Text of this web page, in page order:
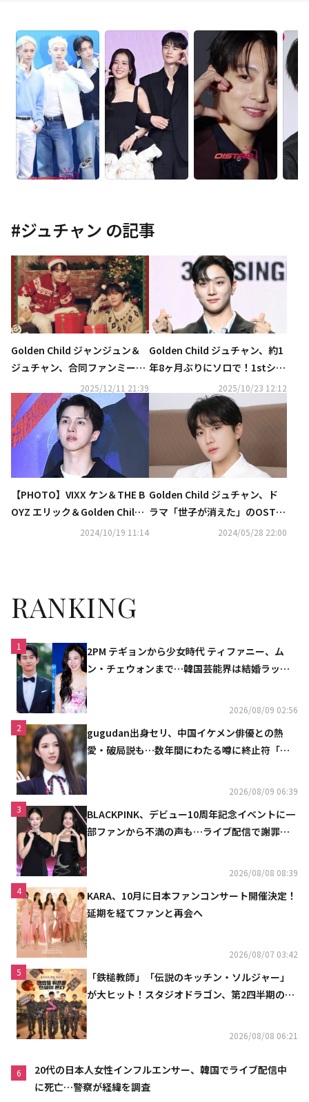
#ジュチャン の記事
Golden Child ジャンジュン＆
ジュチャン、合同ファンミーテ
ィングを12月20日ソウルで開催
2025/12/11 21:39
Golden Child ジュチャン、約1
年8ヶ月ぶりにソロで！1stシン
グル「Rise ＆ Shine」を10月2
6日に発売
2025/10/23 12:12
【PHOTO】VIXX ケン＆THE B
OYZ エリック＆Golden Child
ら、映画「スマホを落としただ
2024/10/19 11:14
Golden Child ジュチャン、ド
ラマ「世子が消えた」のOSTに
参加…6月1日にリリース
2024/05/28 22:00
RANKING
1
2PM テギョンから少女時代 ティファニー、ム
ン・チェウォンまで…韓国芸能界は結婚ラッシ
2026/08/09 02:56
2
gugudan出身セリ、中国イケメン俳優との熱
愛・破局説も…数年間にわたる噂に終止符「邪
2026/08/09 06:39
3
BLACKPINK、デビュー10周年記念イベントに一
部ファンから不満の声も…ライブ配信で謝罪
2026/08/08 08:39
4
KARA、10月に日本ファンコンサート開催決定！
延期を経てファンと再会へ
2026/08/07 03:42
5
「鉄槌教師」「伝説のキッチン・ソルジャー」
が大ヒット！スタジオドラゴン、第2四半期の売
2026/08/08 06:21
6
20代の日本人女性インフルエンサー、韓国でライブ配信中
に死亡…警察が経緯を調査